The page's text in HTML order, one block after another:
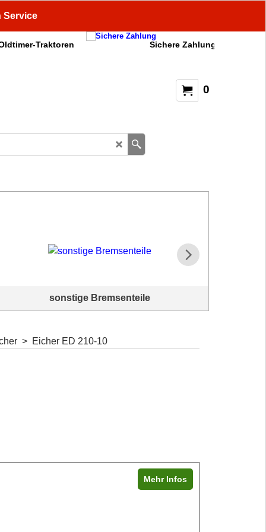
Service
Traktoren Sichere Zahlung
0
sonstige Bremsenteile
> Eicher ED 210-10
Mehr Infos